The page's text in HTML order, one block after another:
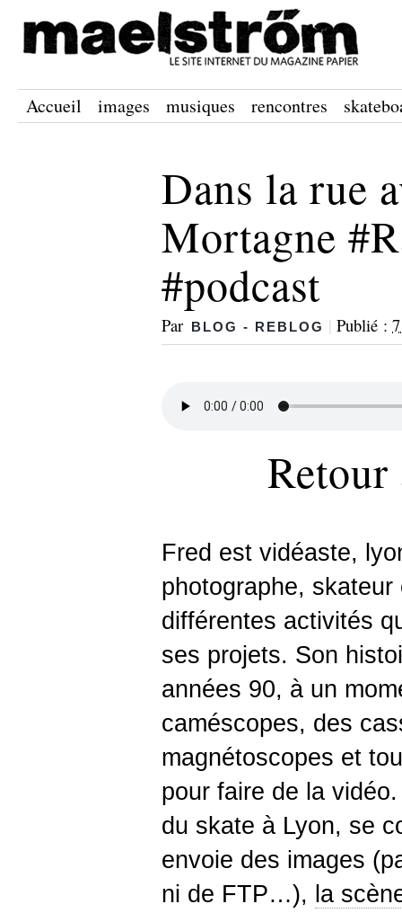
Accueil images musiques rencontres
Dans la rue
Mortagne
#podcast
Par BLOG - REBLOG | Publié :
Retour
Fred est vidéaste,
photographe,
différentes activités
ses projets. Son
années 90, à un
caméscopes, des
magnétoscopes et
pour faire de la
du skate à Lyon, se
envoie des images
ni de FTP…), la